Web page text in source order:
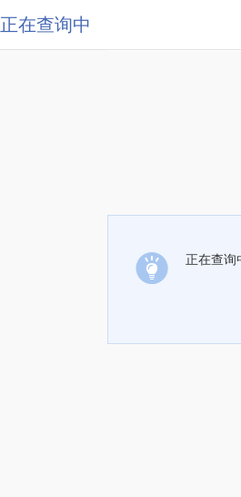
正在查询中
正在查询